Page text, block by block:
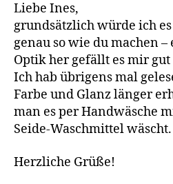
Liebe Ines,
grundsätzlich würde ich
genau so wie du machen
Optik her gefällt es mir gut
Ich hab übrigens mal
Farbe und Glanz länger
man es per Handwäsche
Seide-Waschmittel wäscht.
Herzliche Grüße!